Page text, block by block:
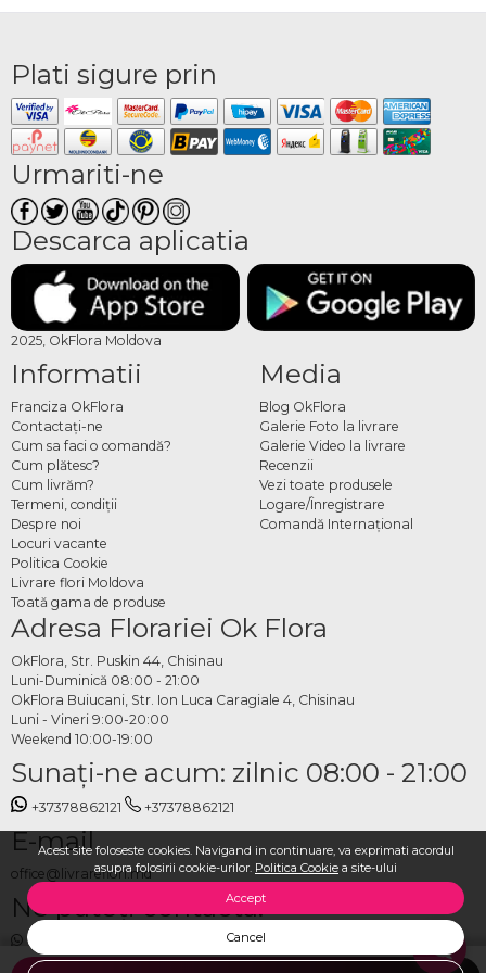
Acest site foloseste cookies. Navigand in continuare, va exprimati acordul
asupra folosirii cookie-urilor. Politica Cookie a site-ului
Accept
Cancel
Plati sigure prin
Urmariti-ne
Descarca aplicatia
2025, OkFlora Moldova
Informatii
Franciza OkFlora
Contactaţi-ne
Cum sa faci o comandă?
Cum plătesc?
Cum livrăm?
Termeni, condiţii
Despre noi
Locuri vacante
Politica Cookie
Livrare flori Moldova
Toată gama de produse
Media
Blog OkFlora
Galerie Foto la livrare
Galerie Video la livrare
Recenzii
Vezi toate produsele
Logare/Înregistrare
Comandă Internațional
Adresa Florariei Ok Flora
OkFlora, Str. Puskin 44, Chisinau
Luni-Duminică 08:00 - 21:00
OkFlora Buiucani, Str. Ion Luca Caragiale 4, Chisinau
Luni - Vineri 9:00-20:00
Weekend 10:00-19:00
Sunaţi-ne acum: zilnic 08:00 - 21:00
+37378862121 +37378862121
E-mail
office@livrareflori.md
Ne puteți contacta:
whatsapp